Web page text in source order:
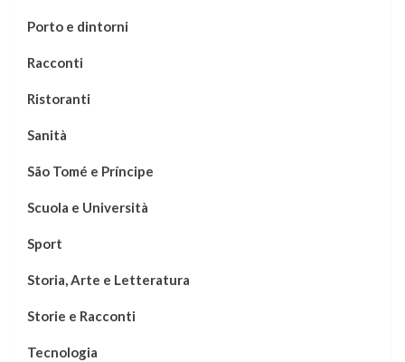
Porto e dintorni
Racconti
Ristoranti
Sanità
São Tomé e Príncipe
Scuola e Università
Sport
Storia, Arte e Letteratura
Storie e Racconti
Tecnologia